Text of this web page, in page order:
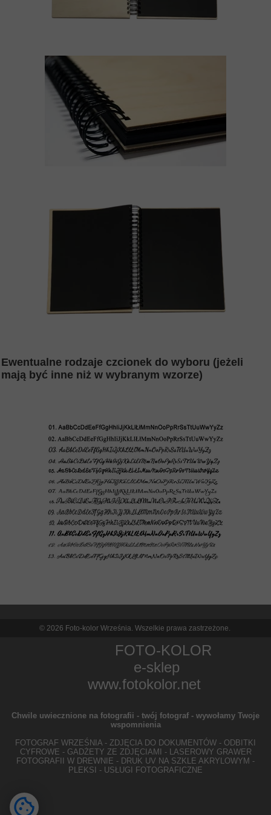
Ewentualne rodzaje czcionek do wyboru (jeżeli
mają być inne niż w wybranym wzorze)
FOTO-KOLOR
e-sklep
www.fotokolor.net
Chwile uwiecznione na fotografii - twój fotograf - wywołamy Twoje
wspomnienia
FOTOGRAF WRZEŚNIA - ZDJĘCIA DO DOKUMENTÓW - ODBITKI
CYFROWE - GADŻETY ZE ZDJĘCIAMI - LASEROWY GRAWER
FOTOGRAFII W DREWNIE - DRUK UV NA SZKLE AKRYLOWYM -
PLEKSI - USŁUGI FOTOGRAFICZNE
© 2026 Foto-kolor Września. Wszelkie prawa zastrzeżone.